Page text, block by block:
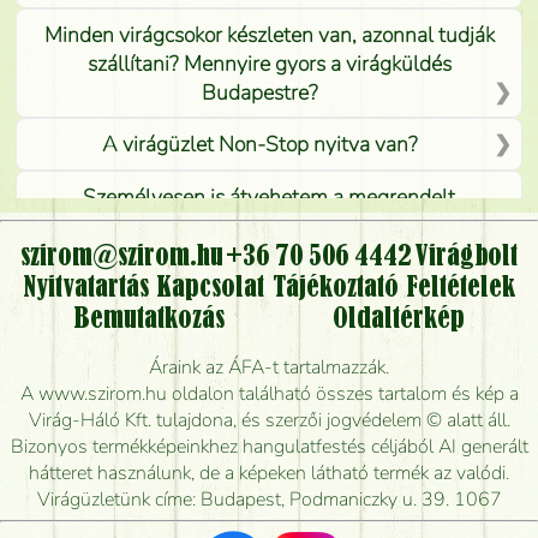
Minden virágcsokor készleten van, azonnal tudják
szállítani? Mennyire gyors a virágküldés
Budapestre?
A virágüzlet Non-Stop nyitva van?
Személyesen is átvehetem a megrendelt
virágcsokrot, vagy csak virágküldéssel, kiszállítással
kérhető?
Vidékre is lehet rendelni?
Meddig rendelhetek virágküldést úgy, hogy még ma
kiszállítsák?
Mennyire gyorsan tudják elkészíteni a csokrot, és
mikor tudják leghamarabb kiszállítani?
Vörös rózsát keresek, van önöknél?
szirom@szirom.hu +36 70 506 4442 Virágbolt
Nyitvatartás Kapcsolat Tájékoztató Feltételek
Bemutatkozás
Oldaltérkép
Áraink az ÁFA-t tartalmazzák.
A www.szirom.hu oldalon található összes tartalom és kép a
Virág-Háló Kft. tulajdona, és szerzői jogvédelem © alatt áll.
Bizonyos termékképeinkhez hangulatfestés céljából AI generált
hátteret használunk, de a képeken látható termék az valódi.
Virágüzletünk címe: Budapest, Podmaniczky u. 39. 1067